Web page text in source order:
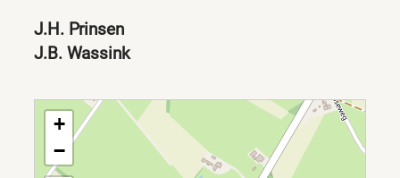
J.H. Prinsen
J.B. Wassink
+
−